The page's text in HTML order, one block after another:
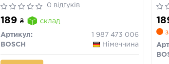
Sprinter 06- VW Crafter 06-
0 відгуків
189₴ склад
Артикул:
1 987 473 006
BOSCH
Німеччина